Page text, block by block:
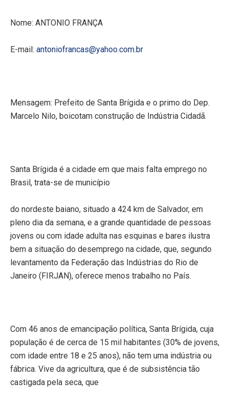
Nome: ANTONIO FRANÇA
E-mail: antoniofrancas@yahoo.com.br
Mensagem: Prefeito de Santa Brígida e o primo do Dep.
Marcelo Nilo, boicotam construção de Indústria Cidadã.
Santa Brígida é a cidade em que mais falta emprego no
Brasil, trata-se de município
do nordeste baiano, situado a 424 km de Salvador, em
pleno dia da semana, e a grande quantidade de pessoas
jovens ou com idade adulta nas esquinas e bares ilustra
bem a situação do desemprego na cidade, que, segundo
levantamento da Federação das Indústrias do Rio de
Janeiro (FIRJAN), oferece menos trabalho no País.
Com 46 anos de emancipação política, Santa Brígida, cuja
população é de cerca de 15 mil habitantes (30% de jovens,
com idade entre 18 e 25 anos), não tem uma indústria ou
fábrica. Vive da agricultura, que é de subsistência tão
castigada pela seca, que